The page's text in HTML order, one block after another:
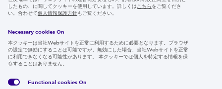
IR情報
採用情報
したもの、に関してクッキーを使用しています。詳しくは こちらをご覧くださ
い。合わせて個人情報保護方針もご覧ください。
Necessary cookies On
本クッキーは当社Webサイトを正常に利用するために必要となります。ブラウザ
の設定で無効にすることは可能ですが、無効にした場合、当社Webサイトを正常
に利用できなくなる可能性があります。 本クッキーでは個人を特定する情報を保
存することはありません。
Functional cookies On